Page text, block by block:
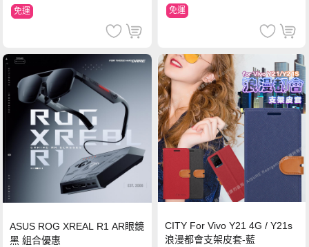
免運 免運
ASUS ROG XREAL R1 AR眼鏡
黑 組合優惠
CITY For Vivo Y21 4G / Y21s
浪漫都會支架皮套-藍